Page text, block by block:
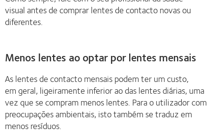
visual antes de comprar lentes de contacto novas ou
diferentes.
Menos lentes ao optar por lentes mensais
As lentes de contacto mensais podem ter um custo,
em geral, ligeiramente inferior ao das lentes diárias, uma
vez que se compram menos lentes. Para o utilizador com
preocupações ambientais, isto também se traduz em
menos resíduos.